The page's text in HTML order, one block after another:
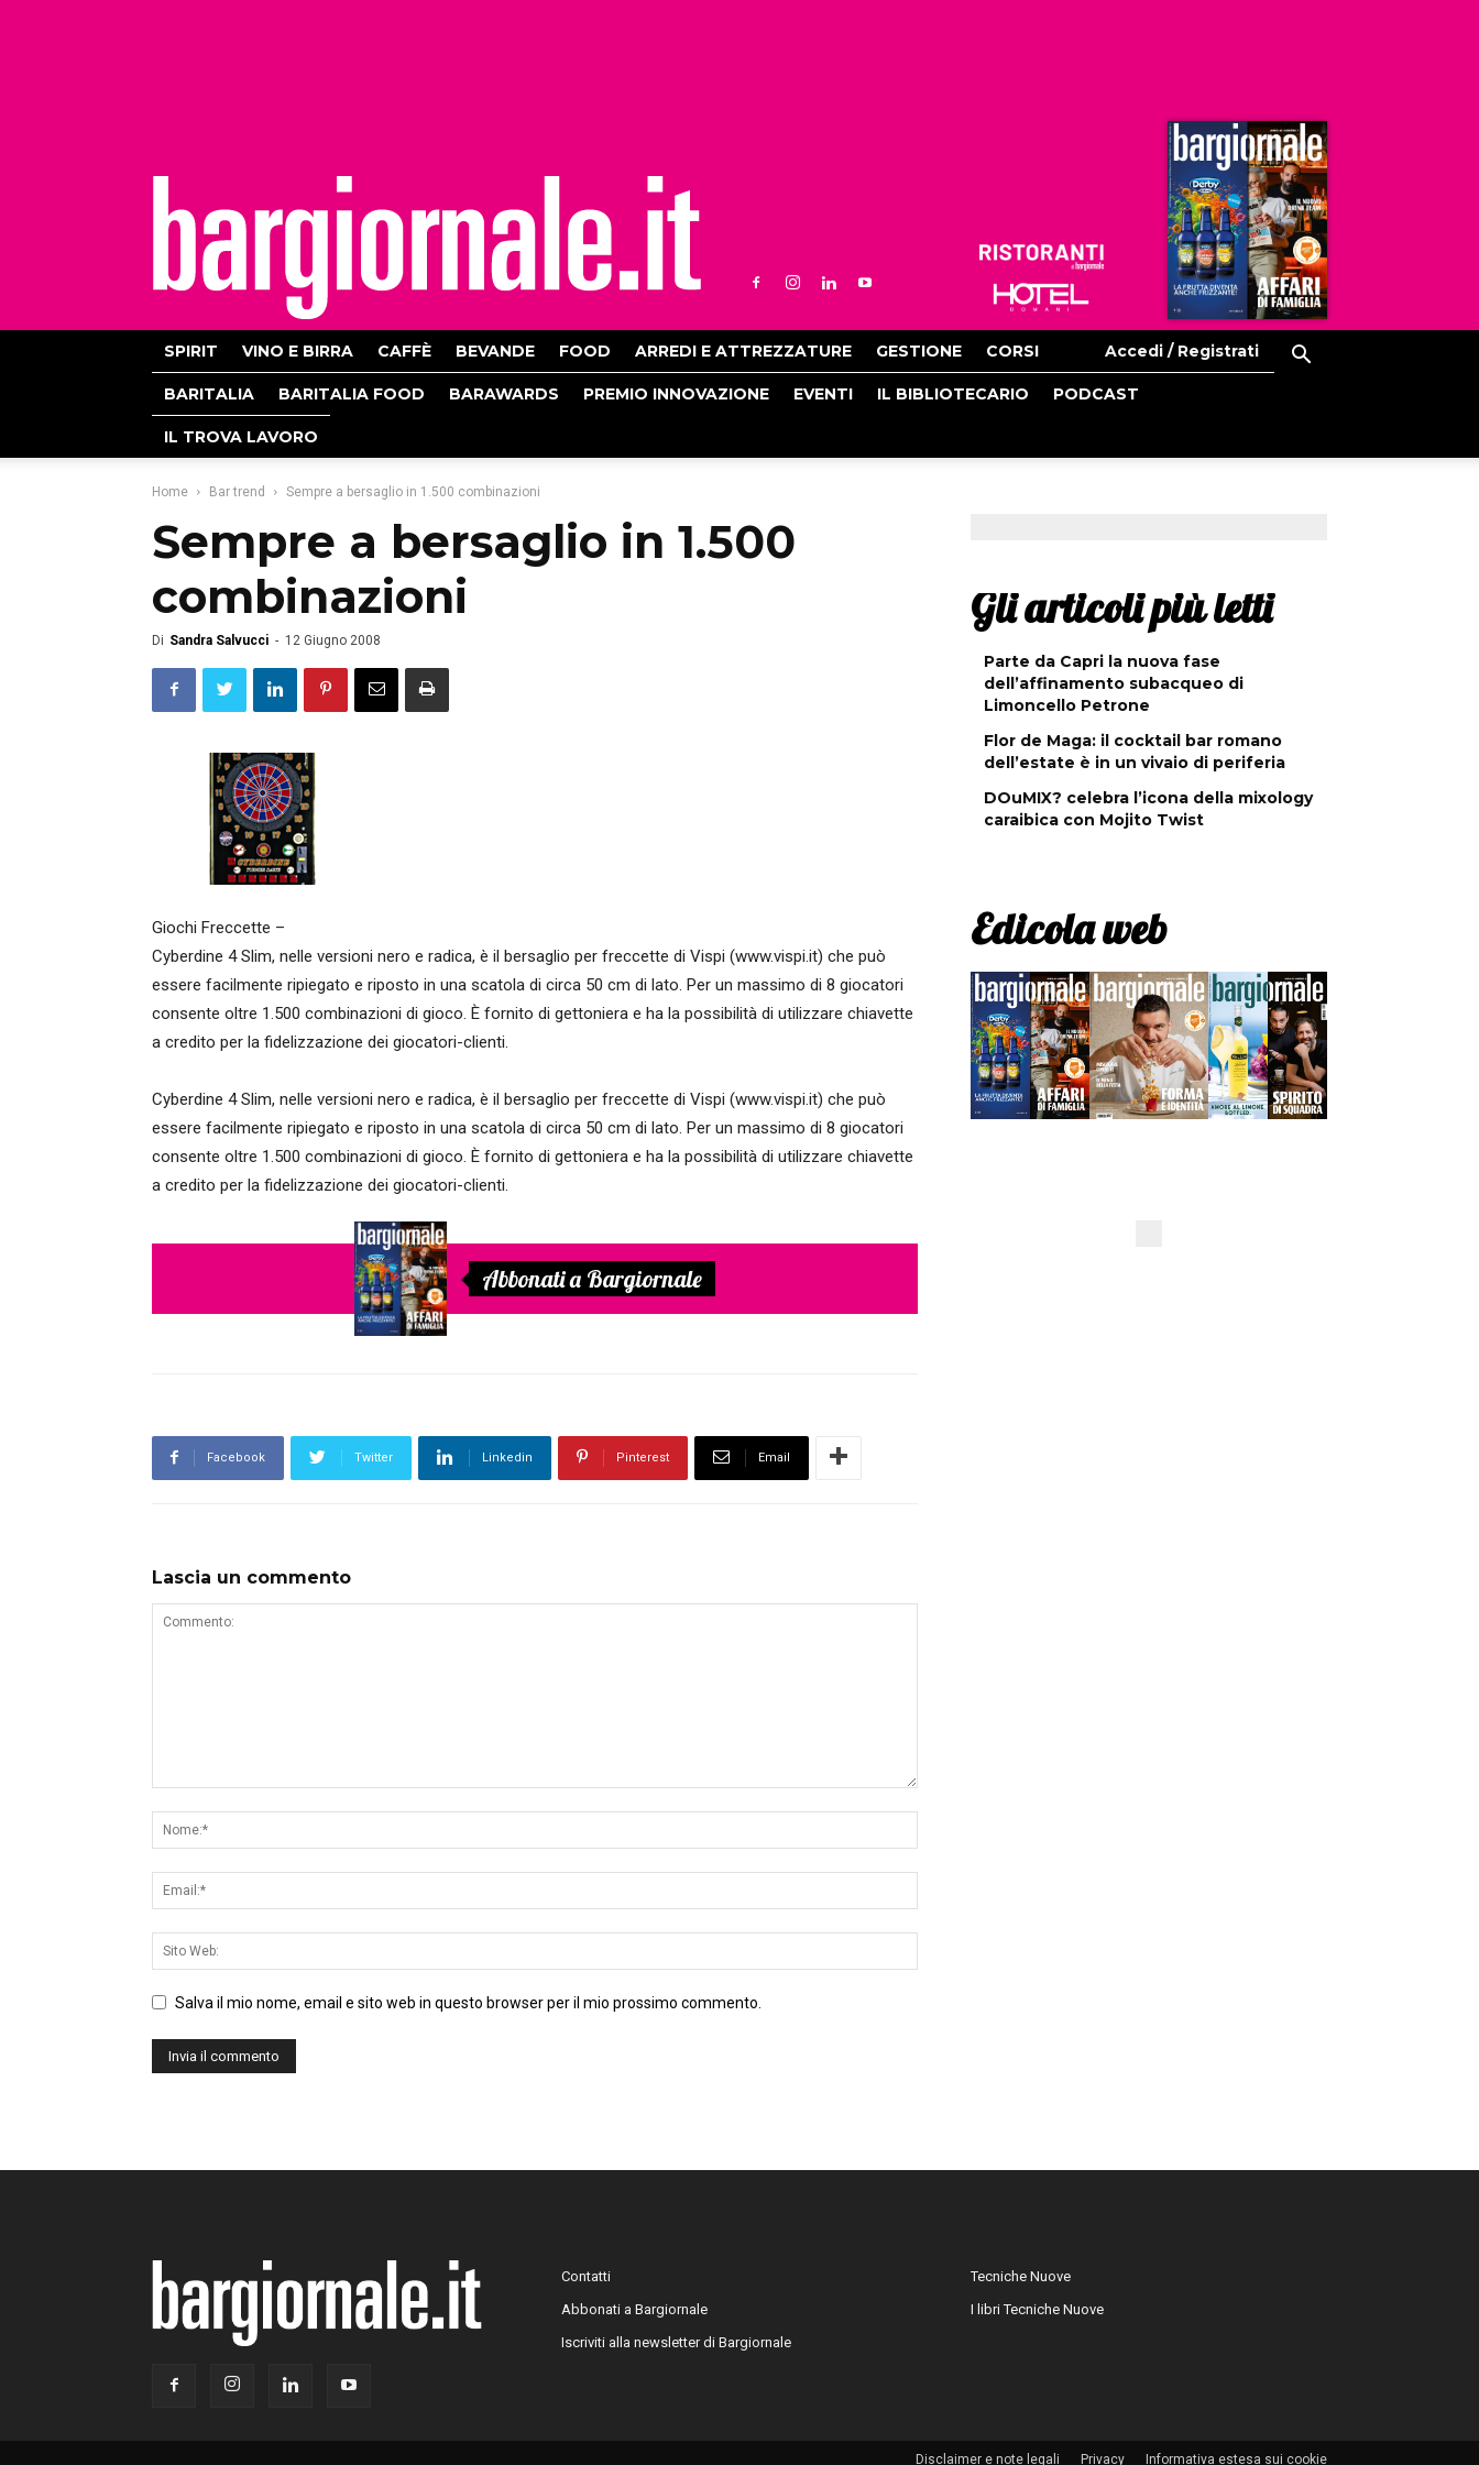
Ristoranti
Hoteldomani
SPIRIT VINO E BIRRA CAFFÈ BEVANDE FOOD ARREDI E ATTREZZATURE GESTIONE CORSI Accedi / Registrati
BARITALIA BARITALIA FOOD BARAWARDS PREMIO INNOVAZIONE EVENTI IL BIBLIOTECARIO PODCAST
IL TROVA LAVORO
Home Bar trend Sempre a bersaglio in 1.500 combinazioni
Sempre a bersaglio in 1.500
combinazioni
Di Sandra Salvucci - 12 Giugno 2008
Giochi Freccette –
Cyberdine 4 Slim, nelle versioni nero e radica, è il bersaglio per freccette di Vispi (www.vispi.it) che può
essere facilmente ripiegato e riposto in una scatola di circa 50 cm di lato. Per un massimo di 8 giocatori
consente oltre 1.500 combinazioni di gioco. È fornito di gettoniera e ha la possibilità di utilizzare chiavette
a credito per la fidelizzazione dei giocatori-clienti.
Cyberdine 4 Slim, nelle versioni nero e radica, è il bersaglio per freccette di Vispi (www.vispi.it) che può
essere facilmente ripiegato e riposto in una scatola di circa 50 cm di lato. Per un massimo di 8 giocatori
consente oltre 1.500 combinazioni di gioco. È fornito di gettoniera e ha la possibilità di utilizzare chiavette
a credito per la fidelizzazione dei giocatori-clienti.
Abbonati a Bargiornale
Facebook Twitter Linkedin Pinterest Email
Lascia un commento
Salva il mio nome, email e sito web in questo browser per il mio prossimo commento.
Gli articoli più letti
Parte da Capri la nuova fase
dell’affinamento subacqueo di
Limoncello Petrone
Flor de Maga: il cocktail bar romano
dell’estate è in un vivaio di periferia
DOuMIX? celebra l’icona della mixology
caraibica con Mojito Twist
Edicola web
Contatti
Abbonati a Bargiornale
Iscriviti alla newsletter di Bargiornale
Tecniche Nuove
I libri Tecniche Nuove
Disclaimer e note legali Privacy Informativa estesa sui cookie